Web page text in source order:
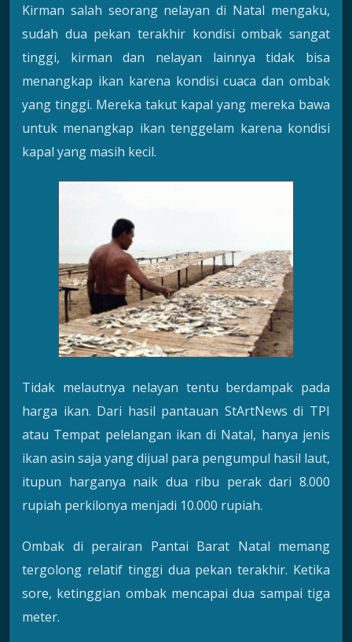
Kirman salah seorang nelayan di Natal mengaku,
sudah dua pekan terakhir kondisi ombak sangat
tinggi, kirman dan nelayan lainnya tidak bisa
menangkap ikan karena kondisi cuaca dan ombak
yang tinggi. Mereka takut kapal yang mereka bawa
untuk menangkap ikan tenggelam karena kondisi
kapal yang masih kecil.
Tidak melautnya nelayan tentu berdampak pada
harga ikan. Dari hasil pantauan StArtNews di TPI
atau Tempat pelelangan ikan di Natal, hanya jenis
ikan asin saja yang dijual para pengumpul hasil laut,
itupun harganya naik dua ribu perak dari 8.000
rupiah perkilonya menjadi 10.000 rupiah.
Ombak di perairan Pantai Barat Natal memang
tergolong relatif tinggi dua pekan terakhir. Ketika
sore, ketinggian ombak mencapai dua sampai tiga
meter.